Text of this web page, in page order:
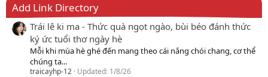
Add Link Directory
Trái lê ki ma - Thức quà ngọt ngào, bùi béo đánh thức
ký ức tuổi thơ ngày hè
Mỗi khi mùa hè ghé đến mang theo cái nắng chói chang, cơ thể
chúng ta...
traicayhp-12 Updated: 1/8/26